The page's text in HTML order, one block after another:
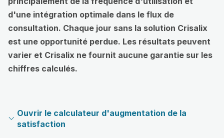
d'une intégration optimale dans le flux de
consultation. Chaque jour sans la solution Crisalix
est une opportunité perdue. Les résultats peuvent
varier et Crisalix ne fournit aucune garantie sur les
chiffres calculés.
Ouvrir le calculateur d'augmentation de la
satisfaction